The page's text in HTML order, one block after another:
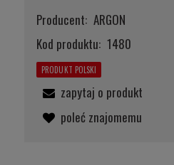
Producent: ARGON
Kod produktu: 1480
PRODUKT POLSKI
zapytaj o produkt
poleć znajomemu